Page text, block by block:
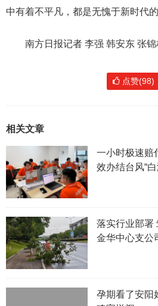
中有着不平凡，都是无愧于新时代的
南方日报记者 李强 韩安东 张锦
点赞(98)
相关文章
一小时极速赔
效办结台风“
落实行业部署
金华中心支公
孕期看了安阳